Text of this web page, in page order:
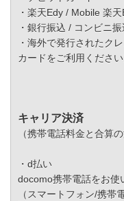
・楽天Edy / Mobile 楽
・銀行振込 / コンビニ振
・海外で発行されたク
カードをご利用ください
キャリア決済
（携帯電話料金と合算の
・d払い
docomo携帯電話をお使
（スマートフォン/携帯